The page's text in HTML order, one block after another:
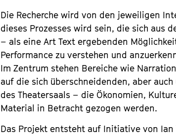
Die Recherche wird von den jeweiligen
dieses Prozesses wird sein, die sich aus
– als eine Art Text ergebenden
Performance zu verstehen und
Im Zentrum stehen Bereiche wie
auf die sich überschneidenden, aber
des Theatersaals – die Ökonomien,
Material in Betracht gezogen werden.
Das Projekt entsteht auf Initiative von